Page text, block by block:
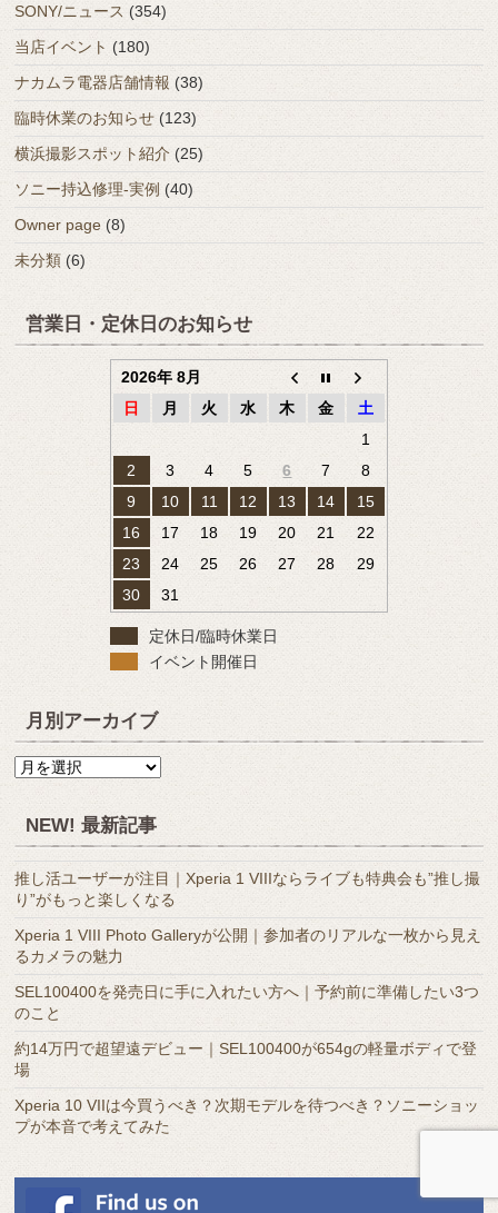
SONY/ニュース (354)
当店イベント (180)
ナカムラ電器店舗情報 (38)
臨時休業のお知らせ (123)
横浜撮影スポット紹介 (25)
ソニー持込修理-実例 (40)
Owner page (8)
未分類 (6)
営業日・定休日のお知らせ
2026年 8月
日
月 火 水 木 金
土
1
2
3 4 5 6 7
8
9
10 11 12 13 14
15
16
17 18 19 20 21
22
23
24 25 26 27 28
29
30
31
定休日/臨時休業日
イベント開催日
月別アーカイブ
月
ー
カ
イ
ブ
NEW! 最新記事
推し活ユーザーが注目｜Xperia 1 VIIIならライブも特典会も”推し撮
り”がもっと楽しくなる
Xperia 1 VIII Photo Galleryが公開｜参加者のリアルな一枚から見え
るカメラの魅力
SEL100400を発売日に手に入れたい方へ｜予約前に準備したい3つ
のこと
約14万円で超望遠デビュー｜SEL100400が654gの軽量ボディで登
場
Xperia 10 VIIは今買うべき？次期モデルを待つべき？ソニーショッ
プが本音で考えてみた